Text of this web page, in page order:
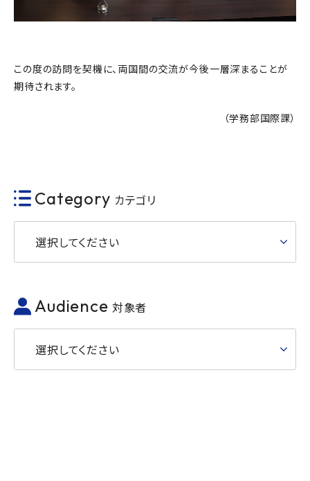
この度の訪問を契機に、両国間の交流が今後一層深まることが
期待されます。
（学務部国際課）
Category カテゴリ
選択してください
Audience 対象者
選択してください